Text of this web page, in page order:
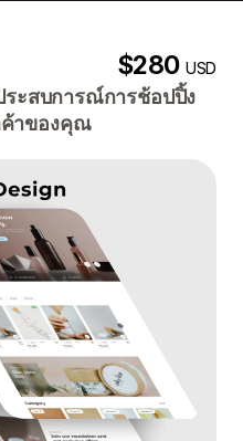
$280USD
ระสบการณ์การช้อปปิ้ง
ค้าของคุณ